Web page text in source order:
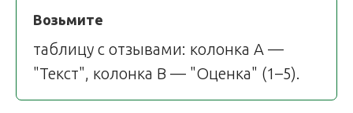
Возьмите
таблицу с отзывами: колонка A —
"Текст", колонка B — "Оценка" (1–5).